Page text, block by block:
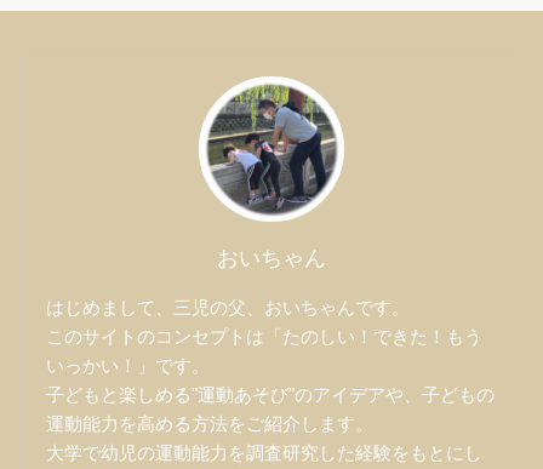
おいちゃん
はじめまして、三児の父、おいちゃんです。
このサイトのコンセプトは「たのしい！できた！もう
いっかい！」です。
子どもと楽しめる"運動あそび"のアイデアや、子どもの
運動能力を高める方法をご紹介します。
大学で幼児の運動能力を調査研究した経験をもとにし